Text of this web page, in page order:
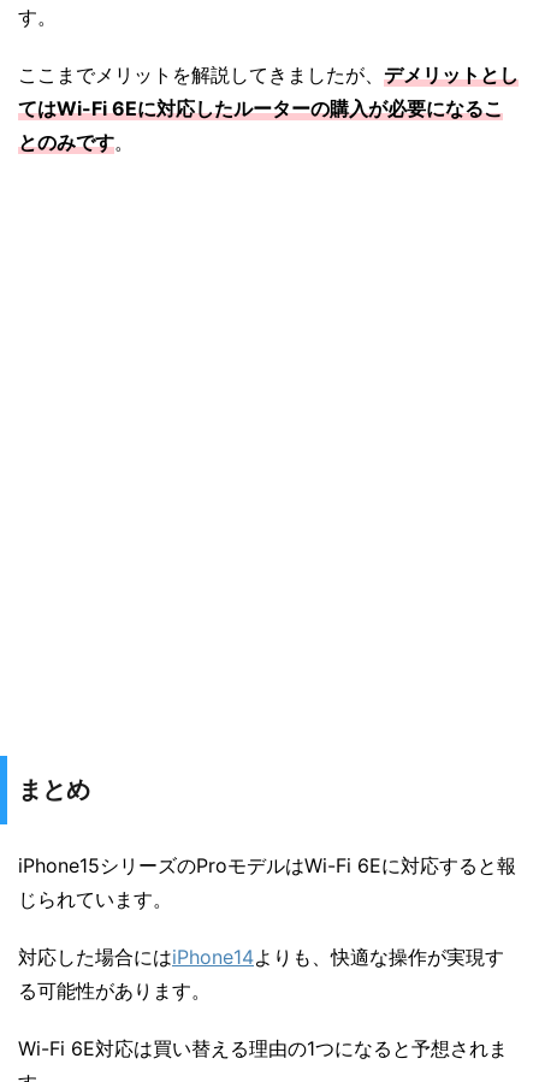
す。
ここまでメリットを解説してきましたが、 デメリットとし
てはWi-Fi 6Eに対応したルーターの購入が必要になるこ
とのみです。
まとめ
iPhone15シリーズのProモデルはWi-Fi 6Eに対応すると報
じられています。
対応した場合にはiPhone14よりも、快適な操作が実現す
る可能性があります。
Wi-Fi 6E対応は買い替える理由の1つになると予想されま